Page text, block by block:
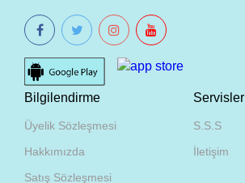
Bilgilendirme
Üyelik Sözleşmesi
Hakkımızda
Satış Sözleşmesi
Servisler
S.S.S
İletişim